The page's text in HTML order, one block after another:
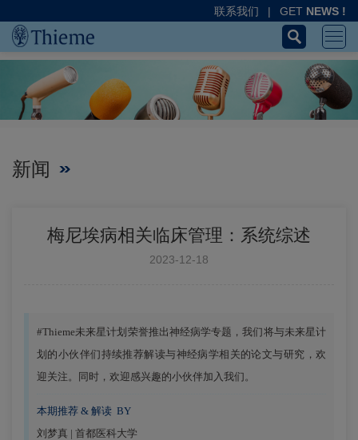
联系我们 | GET NEWS !
新闻
梅尼埃病相关临床管理：系统综述
2023-12-18
#Thieme未来星计划荣誉推出神经病学专题，我们将与未来星计
划的小伙伴们持续推荐解读与神经病学相关的论文与研究，欢
迎关注。同时，欢迎感兴趣的小伙伴加入我们。
本期推荐 & 解读 BY
刘梦真 | 首都医科大学